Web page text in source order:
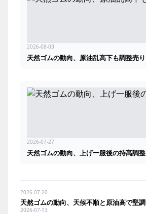
2026-08-03
天然ゴムの動向、原油乱高下も調整売り
2026-07-27
天然ゴムの動向、上げ一服後の持高調整
2026-07-20
天然ゴムの動向、天候不順と原油高で堅調
2026-07-13